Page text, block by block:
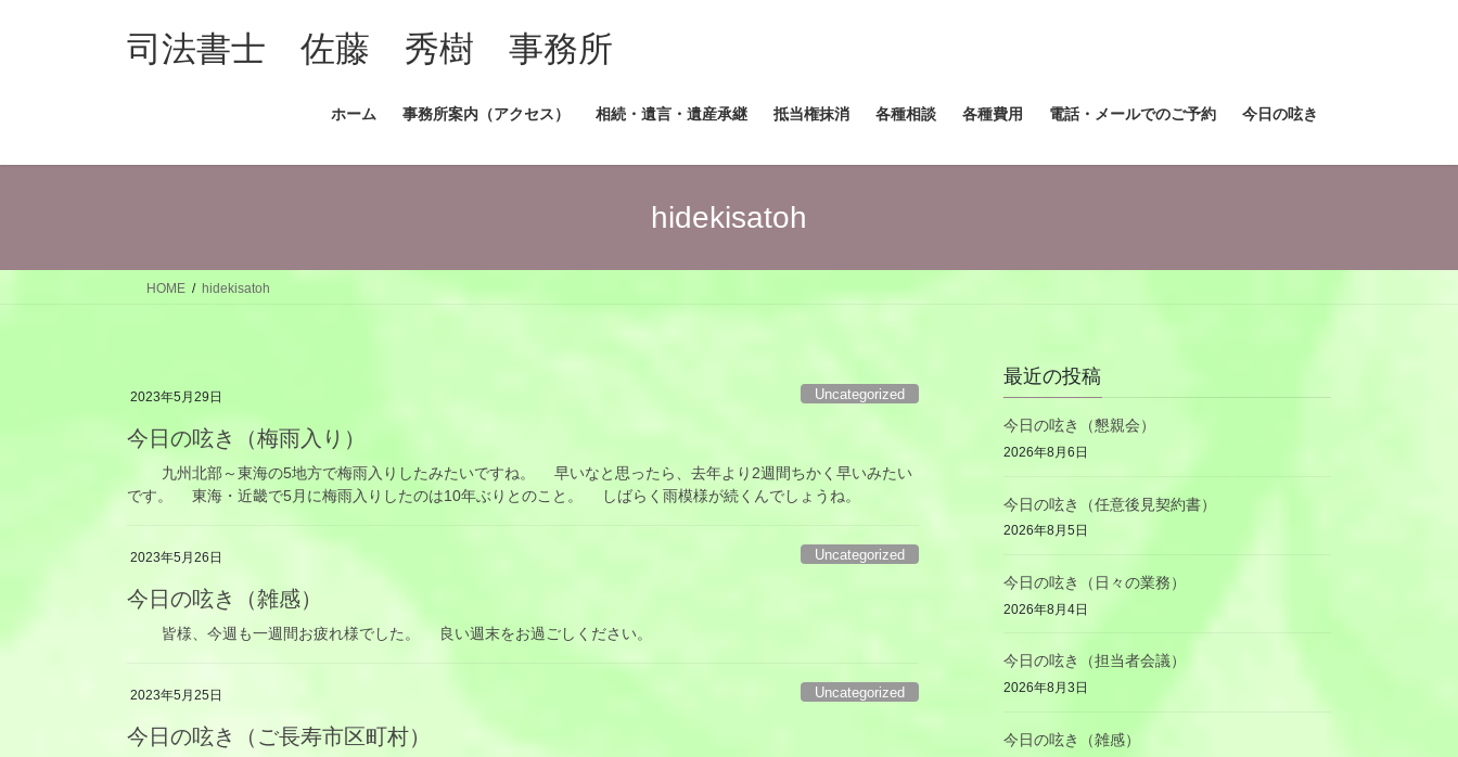
ス
ン
司法書士 佐藤 秀樹 事務所
ホーム 事務所案内（アクセス） 相続・遺言・遺産承継 抵当権抹消 各種相談 各種費用 電話・メールでのご予約 今日の呟き
hidekisatoh
HOME hidekisatoh
2023年5月29日 Uncategorized
今日の呟き（梅雨入り）
九州北部～東海の5地方で梅雨入りしたみたいですね。 早いなと思ったら、去年より2週間ちかく早いみたい
です。 東海・近畿で5月に梅雨入りしたのは10年ぶりとのこと。 しばらく雨模様が続くんでしょうね。
2023年5月26日 Uncategorized
今日の呟き（雑感）
皆様、今週も一週間お疲れ様でした。 良い週末をお過ごしください。
2023年5月25日 Uncategorized
今日の呟き（ご長寿市区町村）
最近の投稿
今日の呟き（懇親会）
2026年8月6日
今日の呟き（任意後見契約書）
2026年8月5日
今日の呟き（日々の業務）
2026年8月4日
今日の呟き（担当者会議）
2026年8月3日
今日の呟き（雑感）